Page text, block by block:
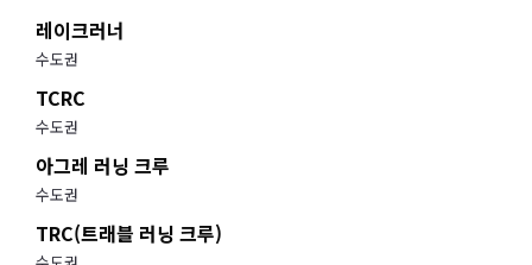
레이크러너
수도권
TCRC
수도권
아그레 러닝 크루
수도권
TRC(트래블 러닝 크루)